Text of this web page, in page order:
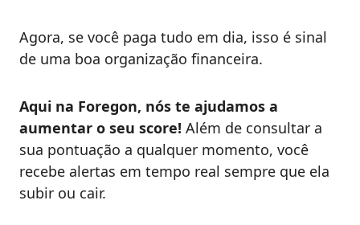
Agora, se você paga tudo em dia, isso é sinal
de uma boa organização financeira.
Aqui na Foregon, nós te ajudamos a
aumentar o seu score! Além de consultar a
sua pontuação a qualquer momento, você
recebe alertas em tempo real sempre que ela
subir ou cair.